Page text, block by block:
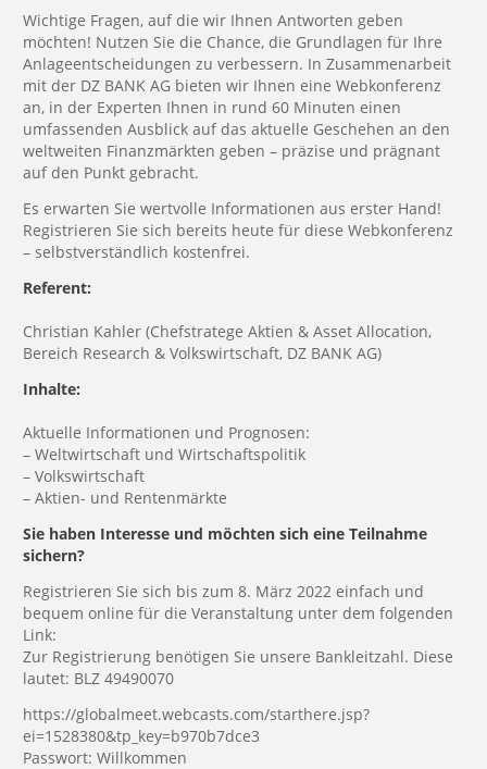
Wichtige Fragen, auf die wir Ihnen Antworten geben
möchten! Nutzen Sie die Chance, die Grundlagen für Ihre
Anlageentscheidungen zu verbessern. In Zusammenarbeit
mit der DZ BANK AG bieten wir Ihnen eine Webkonferenz
an, in der Experten Ihnen in rund 60 Minuten einen
umfassenden Ausblick auf das aktuelle Geschehen an den
weltweiten Finanzmärkten geben – präzise und prägnant
auf den Punkt gebracht.
Es erwarten Sie wertvolle Informationen aus erster Hand!
Registrieren Sie sich bereits heute für diese Webkonferenz
– selbstverständlich kostenfrei.
Referent:
Christian Kahler (Chefstratege Aktien & Asset Allocation,
Bereich Research & Volkswirtschaft, DZ BANK AG)
Inhalte:
Aktuelle Informationen und Prognosen:
– Weltwirtschaft und Wirtschaftspolitik
– Volkswirtschaft
– Aktien- und Rentenmärkte
Sie haben Interesse und möchten sich eine Teilnahme
sichern?
Registrieren Sie sich bis zum 8. März 2022 einfach und
bequem online für die Veranstaltung unter dem folgenden
Link:
Zur Registrierung benötigen Sie unsere Bankleitzahl. Diese
lautet: BLZ 49490070
https://globalmeet.webcasts.com/starthere.jsp?
ei=1528380&tp_key=b970b7dce3
Passwort: Willkommen